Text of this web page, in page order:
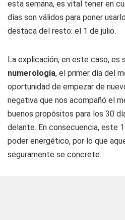
esta semana, es vital tener en
días son válidos para poner
destaca del resto: el 1 de julio.
La explicación, en este caso, es
numerología, el primer día del
oportunidad de empezar de
negativa que nos acompañó el
buenos propósitos para los 30
delante. En consecuencia, este
poder energético, por lo que
seguramente se concrete.